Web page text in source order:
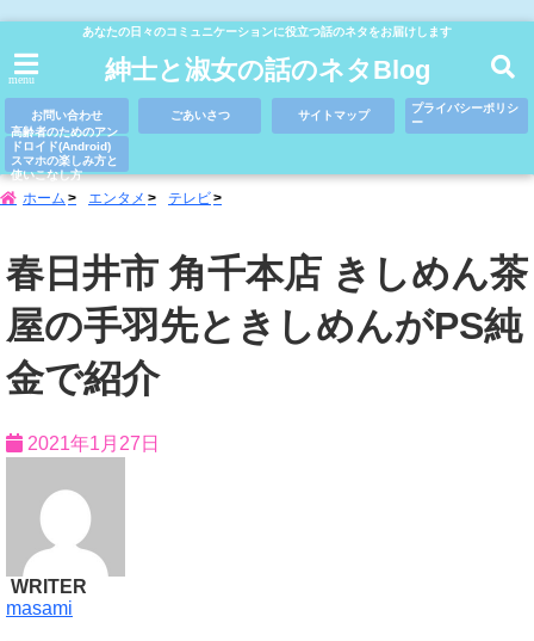
あなたの日々のコミュニケーションに役立つ話のネタをお届けします
menu 紳士と淑女の話のネタBlog
お問い合わせ ごあいさつ サイトマップ
プライバシーポリシ
ー
高齢者のためのアン
ドロイド(Android)
スマホの楽しみ方と
使いこなし方
ホーム エンタメ テレビ
春日井市 角千本店 きしめん茶
屋の手羽先ときしめんがPS純
金で紹介
2021年1月27日
WRITER
masami